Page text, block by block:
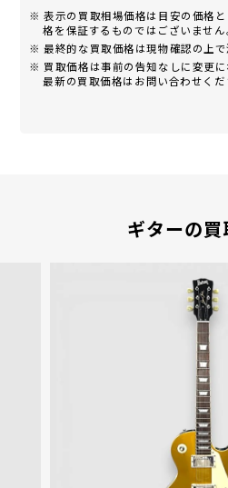
※ 表示の買取相場価格は目安の価格
格を保証するものではございません
※ 最終的な買取価格は現物確認の上で
※ 買取価格は事前の告知なしに変更に
最新の買取価格はお問い合わせくだ
ギターの